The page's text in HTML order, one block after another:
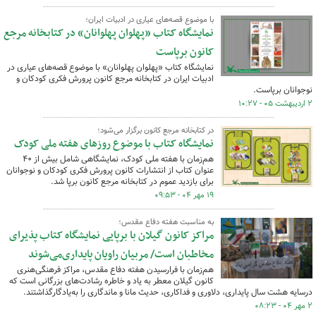
با موضوع قصه‌های عیاری در ادبیات ایران؛
نمایشگاه کتاب «پهلوان پهلوانان» در کتابخانه مرجع
کانون برپاست
نمایشگاه کتاب «پهلوان پهلوانان» با موضوع قصه‌های عیاری در
ادبیات ایران در کتابخانه مرجع کانون پرورش فکری کودکان و
نوجوانان برپاست.
۲ اردیبهشت ۰۵ - ۱۰:۲۷
در کتابخانه مرجع کانون برگزار می‌شود؛
نمایشگاه کتاب با موضوع روزهای هفته ملی کودک
هم‌زمان با هفته ملی کودک، نمایشگاهی شامل بیش از ۴۰
عنوان کتاب از انتشارات کانون پرورش فکری کودکان و نوجوانان
برای بازدید عموم در کتابخانه مرجع کانون برپا شد.
۱۹ مهر ۰۴ - ۰۹:۵۳
به مناسبت هفته دفاع مقدس؛
مراکز کانون گیلان با برپایی نمایشگاه کتاب پذیرای
مخاطبان است/ مربیان راویان پایداری‌می‌شوند
هم‌زمان با فرارسیدن هفته دفاع مقدس، مراکز فرهنگی‌هنری
کانون گیلان معطر به یاد و خاطره رشادت‌های بزرگانی است که
درسایه هشت سال پایداری، دلاوری و فداکاری، حدیث مانا و ماندگاری را به‌یادگارگذاشتند.
۲ مهر ۰۴ - ۰۸:۲۳